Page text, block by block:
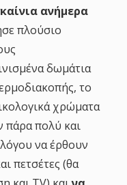
ανήμερα
πλούσιο
δωμάτια
το
χρώματα
πάρα πολύ και
να έρθουν
πετσέτες (θα